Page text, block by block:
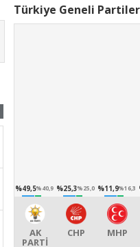
Türkiye Geneli
%49,5%40,9
AK
PARTİ
%25,3%25,0
CHP
%11,9%16,3
MHP